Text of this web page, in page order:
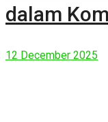
dalam
12 December 2025